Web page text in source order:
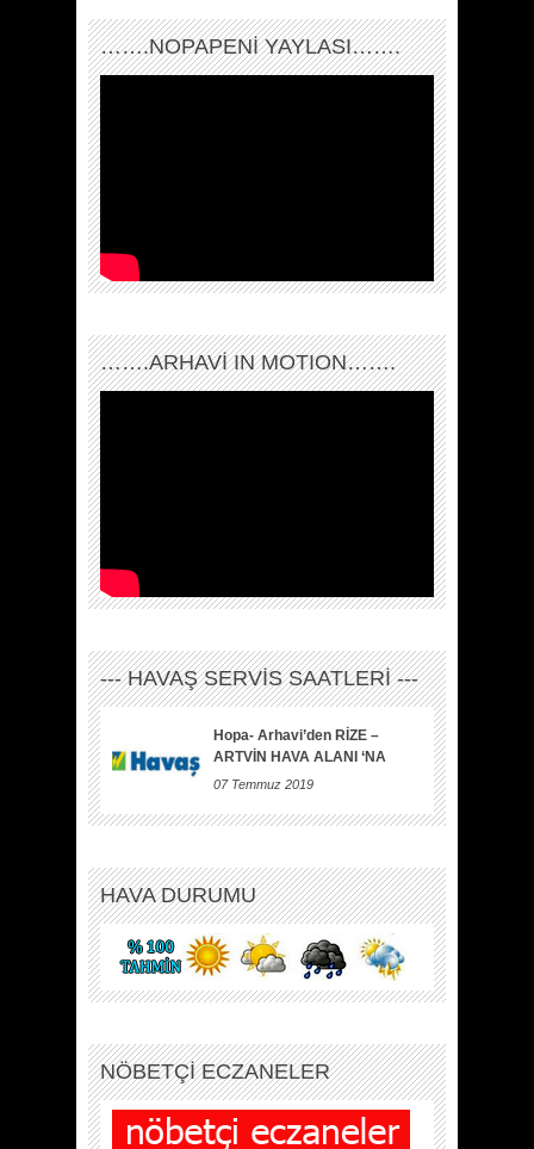
…….NOPAPENİ YAYLASI…….
…….ARHAVI IN MOTION…….
--- HAVAŞ SERVİS SAATLERİ ---
Hopa- Arhavi’den RİZE –
ARTVİN HAVA ALANI ‘NA
07 Temmuz 2019
HAVA DURUMU
NÖBETÇİ ECZANELER